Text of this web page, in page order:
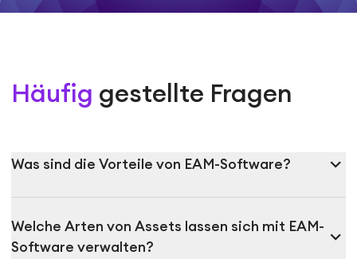
Häufig gestellte Fragen
Was sind die Vorteile von EAM-Software? expand_more
Welche Arten von Assets lassen sich mit EAM-
Software verwalten?
expand_more